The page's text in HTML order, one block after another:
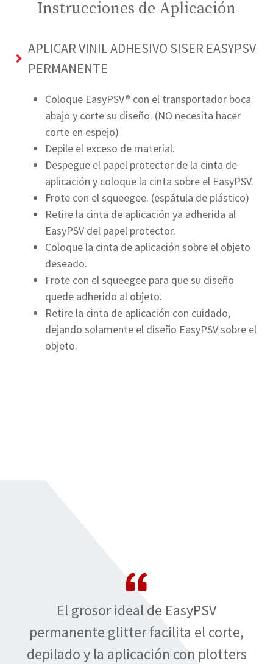
Instrucciones de Aplicación
APLICAR VINIL ADHESIVO SISER EASYPSV
PERMANENTE
Coloque EasyPSV® con el transportador boca
abajo y corte su diseño. (NO necesita hacer
corte en espejo)
Depile el exceso de material.
Despegue el papel protector de la cinta de
aplicación y coloque la cinta sobre el EasyPSV.
Frote con el squeegee. (espátula de plástico)
Retire la cinta de aplicación ya adherida al
EasyPSV del papel protector.
Coloque la cinta de aplicación sobre el objeto
deseado.
Frote con el squeegee para que su diseño
quede adherido al objeto.
Retire la cinta de aplicación con cuidado,
dejando solamente el diseño EasyPSV sobre el
objeto.
El grosor ideal de EasyPSV
permanente glitter facilita el corte,
depilado y la aplicación con plotters